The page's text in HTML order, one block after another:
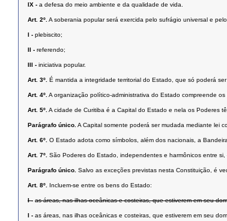
IX - a defesa do meio ambiente e da qualidade de vida.
Art. 2º. A soberania popular será exercida pelo sufrágio universal e
I - plebiscito;
II - referendo;
III - iniciativa popular.
Art. 3º. É mantida a integridade territorial do Estado, que só poderá
Art. 4º. A organização político-administrativa do Estado compreende
Art. 5º. A cidade de Curitiba é a Capital do Estado e nela os Poderes
Parágrafo único. A Capital somente poderá ser mudada mediante lei
Art. 6º. O Estado adota como símbolos, além dos nacionais, a
Art. 7º. São Poderes do Estado, independentes e harmônicos entre si,
Parágrafo único. Salvo as exceções previstas nesta Constituição, é
Art. 8º. Incluem-se entre os bens do Estado:
I - as áreas, nas ilhas oceânicas e costeiras, que estiverem em seu
I - as áreas, nas ilhas oceânicas e costeiras, que estiverem em seu